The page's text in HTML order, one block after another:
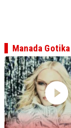
Manada Gotika